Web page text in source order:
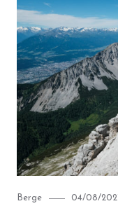
Category
Berge
Posted
04/08/2021